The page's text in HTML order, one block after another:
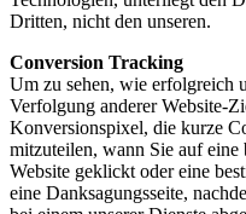
Dritten, nicht den unseren.
Conversion Tracking
Um zu sehen, wie erfolgreich
Verfolgung anderer Website-
Konversionspixel, die kurze
mitzuteilen, wann Sie auf eine
Website geklickt oder eine
eine Danksagungsseite,